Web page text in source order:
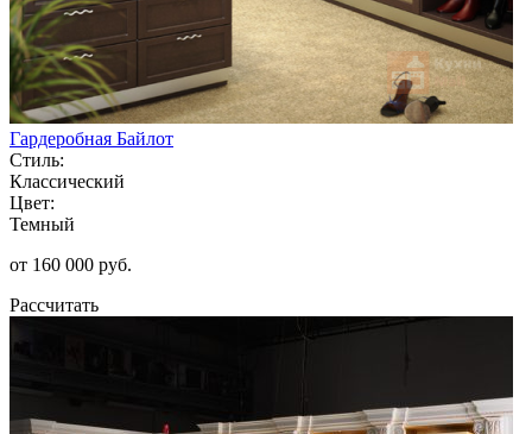
Гардеробная Байлот
Стиль:
Классический
Цвет:
Темный
от 160 000 руб.
Рассчитать